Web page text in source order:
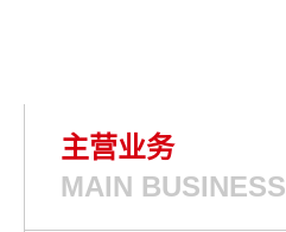
主营业务
MAIN BUSINESS